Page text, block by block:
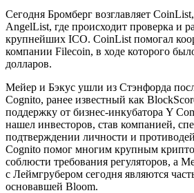
Сегодня Бромберг возглавляет
AngelList, где происходит проверка и
крупнейших ICO. CoinList помогал
компании Filecoin, в ходе которого
долларов.
Мейер и Бэкус ушли из Стэнфорда
Cognito, ранее известный как
поддержку от бизнес-инкубатора Y
нашел инвесторов, став компанией,
подтверждении личности и
Cognito помог многим крупным
соблюсти требования регуляторов, а
с Леймгрубером сегодня являются
основавшей Bloom.